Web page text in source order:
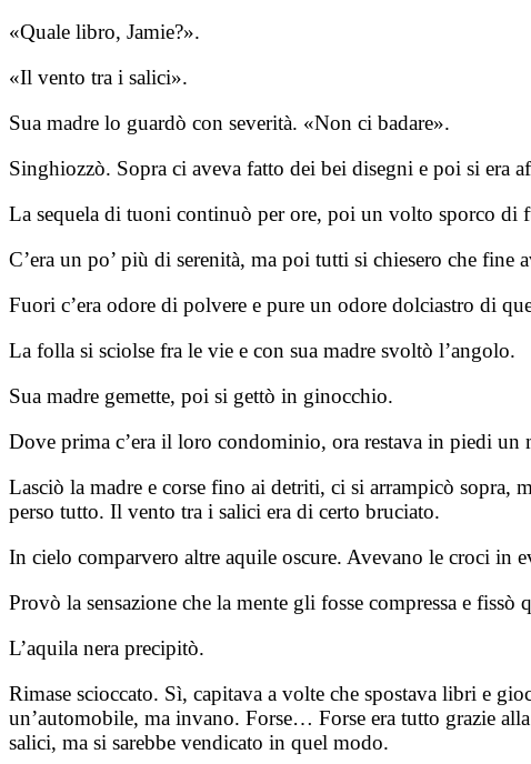
«Quale libro, Jamie?».
«Il vento tra i salici».
Sua madre lo guardò con severità. «Non ci badare».
Singhiozzò. Sopra ci aveva fatto dei bei disegni e poi si era
La sequela di tuoni continuò per ore, poi un volto sporco di
C’era un po’ più di serenità, ma poi tutti si chiesero che fine
Fuori c’era odore di polvere e pure un odore dolciastro di
La folla si sciolse fra le vie e con sua madre svoltò l’angolo.
Sua madre gemette, poi si gettò in ginocchio.
Dove prima c’era il loro condominio, ora restava in piedi un
Lasciò la madre e corse fino ai detriti, ci si arrampicò sopra,
perso tutto. Il vento tra i salici era di certo bruciato.
In cielo comparvero altre aquile oscure. Avevano le croci in
Provò la sensazione che la mente gli fosse compressa e
L’aquila nera precipitò.
Rimase scioccato. Sì, capitava a volte che spostava libri e
un’automobile, ma invano. Forse… Forse era tutto grazie
salici, ma si sarebbe vendicato in quel modo.